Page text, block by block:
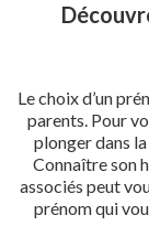
Le choix d’un
parents. Pour
plonger dans
Connaître son
associés peut
prénom qui